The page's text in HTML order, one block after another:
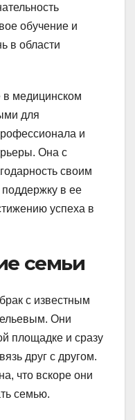
обучение и
в области
в медицинском
для
и
Она с
своим
в ее
успеха в
семьи
с известным
Они
площадке и сразу
друг с другом.
что вскоре они
семью.